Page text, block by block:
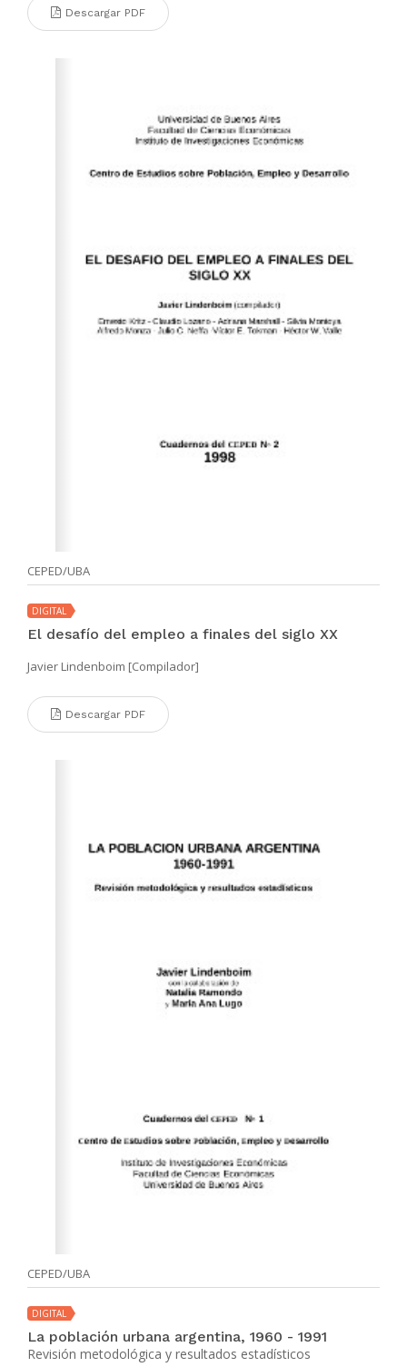
Descargar PDF
CEPED/UBA
DIGITAL
El desafío del empleo a finales del siglo XX
Javier Lindenboim [Compilador]
Descargar PDF
CEPED/UBA
DIGITAL
La población urbana argentina, 1960 - 1991
Revisión metodológica y resultados estadísticos